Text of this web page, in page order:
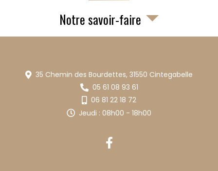
Notre savoir-faire
35 Chemin des Bourdettes, 31550 Cintegabelle
05 61 08 93 61
06 81 22 18 72
Jeudi : 08h00 - 18h00